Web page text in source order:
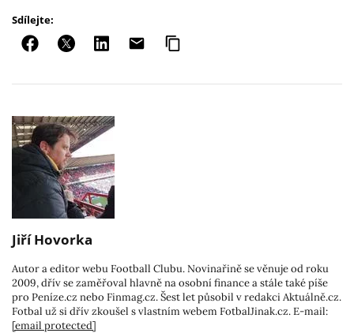
Sdílejte:
Jiří Hovorka
Autor a editor webu Football Clubu. Novinařině se věnuje od roku
2009, dřív se zaměřoval hlavně na osobní finance a stále také píše
pro Peníze.cz nebo Finmag.cz. Šest let působil v redakci Aktuálně.cz.
Fotbal už si dřív zkoušel s vlastním webem FotbalJinak.cz. E-mail:
[email protected]